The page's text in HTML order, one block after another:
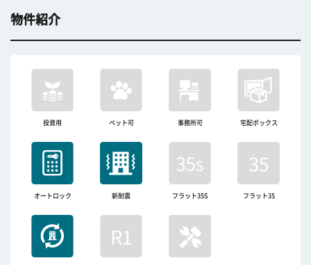
物件紹介
投資用 ペット可 事務所可 宅配ボックス
オートロック 新耐震 フラット35S フラット35